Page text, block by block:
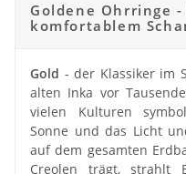
Goldene Ohrringe
komfortablem
Gold - der Klassiker im
alten Inka vor
vielen Kulturen
Sonne und das Licht
auf dem gesamten
Creolen trägt, strahlt